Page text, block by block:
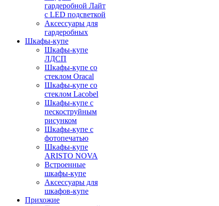
гардеробной Лайт
с LED подсветкой
Аксессуары для
гардеробных
Шкафы-купе
Шкафы-купе
ЛДСП
Шкафы-купе со
стеклом Oracal
Шкафы-купе со
стеклом Lacobel
Шкафы-купе с
пескоструйным
рисунком
Шкафы-купе с
фотопечатью
Шкафы-купе
ARISTO NOVA
Встроенные
шкафы-купе
Аксессуары для
шкафов-купе
Прихожие